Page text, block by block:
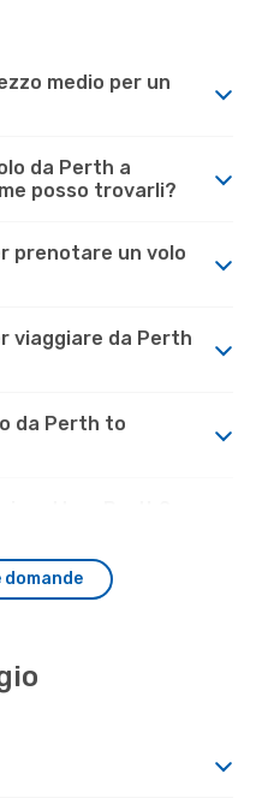
medio per un
da Perth a
posso trovarli?
prenotare un volo
viaggiare da Perth
da Perth to